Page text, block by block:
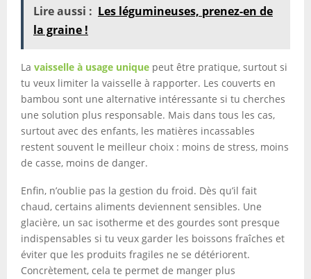
Lire aussi : Les légumineuses, prenez-en de
la graine !
La vaisselle à usage unique peut être pratique, surtout si
tu veux limiter la vaisselle à rapporter. Les couverts en
bambou sont une alternative intéressante si tu cherches
une solution plus responsable. Mais dans tous les cas,
surtout avec des enfants, les matières incassables
restent souvent le meilleur choix : moins de stress, moins
de casse, moins de danger.
Enfin, n’oublie pas la gestion du froid. Dès qu’il fait
chaud, certains aliments deviennent sensibles. Une
glacière, un sac isotherme et des gourdes sont presque
indispensables si tu veux garder les boissons fraîches et
éviter que les produits fragiles ne se détériorent.
Concrètement, cela te permet de manger plus